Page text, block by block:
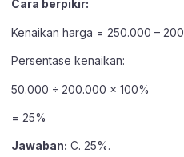
Cara berpikir:
Kenaikan harga = 250.000 –
Persentase kenaikan:
50.000 ÷ 200.000 × 100%
= 25%
Jawaban: C. 25%.